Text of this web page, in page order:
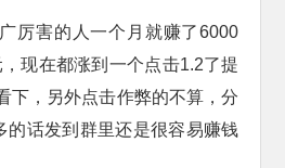
厉害的人一个月就赚了6000
现在都涨到一个点击1.2了提
下，另外点击作弊的不算，分
的话发到群里还是很容易赚钱